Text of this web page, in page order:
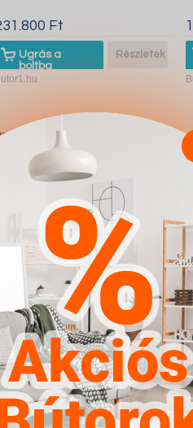
Ft
Ugrás a
boltba
Részletek
Providence
(Soft 066 Lux 02)
Ft
Ugrás a
boltba
Részletek